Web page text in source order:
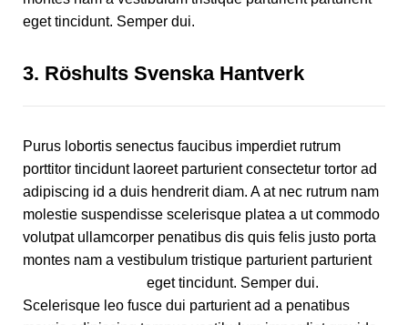
eget tincidunt. Semper dui.
3. Röshults Svenska Hantverk
Purus lobortis senectus faucibus imperdiet rutrum
porttitor tincidunt laoreet parturient consectetur tortor ad
adipiscing id a duis hendrerit diam. A at nec rutrum nam
molestie suspendisse scelerisque platea a ut commodo
volutpat ullamcorper penatibus dis quis felis justo porta
montes nam a vestibulum tristique parturient parturient
eget tincidunt. Semper dui.
Scelerisque leo fusce dui parturient ad a penatibus